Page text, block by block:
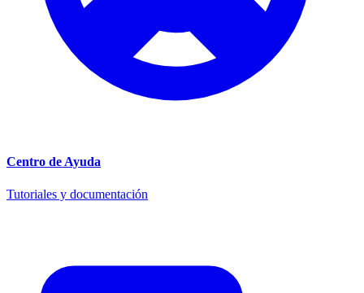
Centro de Ayuda
Tutoriales y documentación